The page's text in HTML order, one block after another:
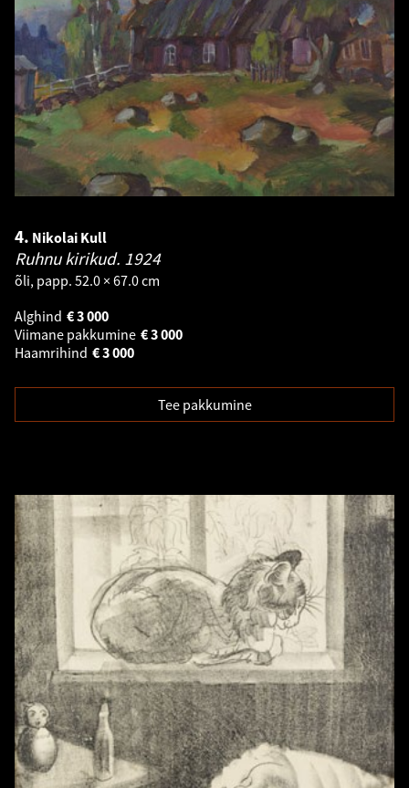
4. Nikolai Kull
Ruhnu kirikud. 1924
õli, papp. 52.0 × 67.0 cm
Alghind
3 000
€
Viimane pakkumine
3 000
€
Haamrihind
3 000
€
Tee pakkumine